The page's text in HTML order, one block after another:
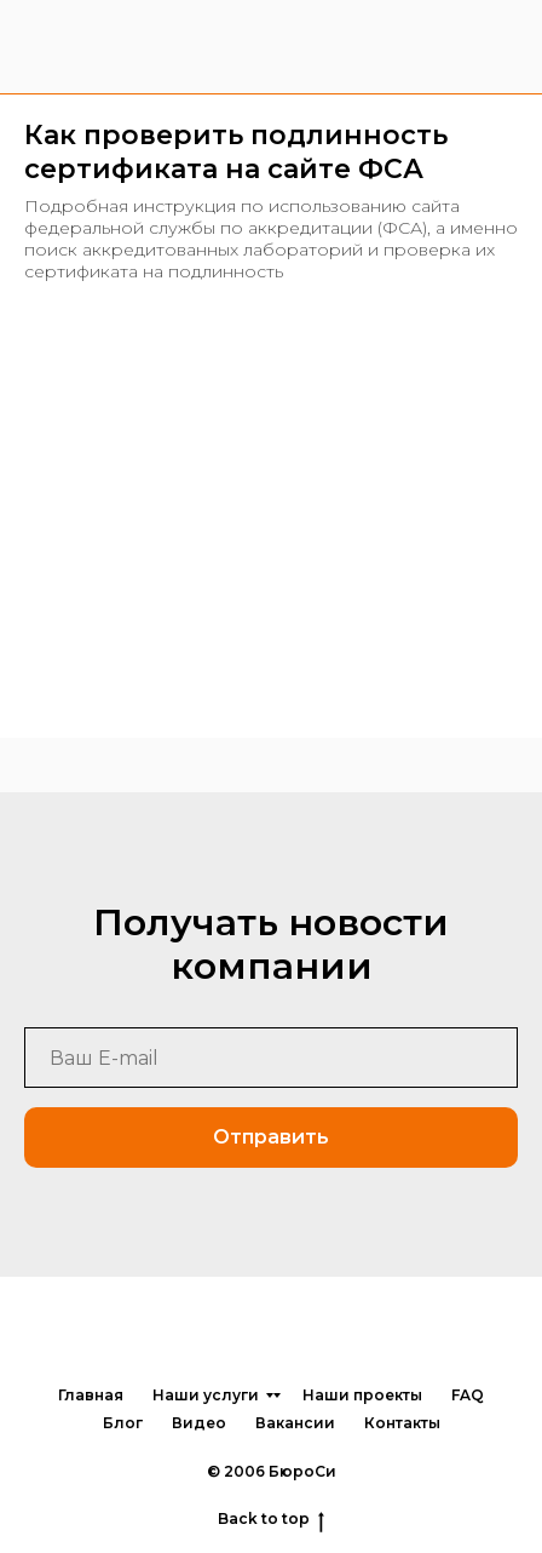
Как проверить подлинность
сертификата на сайте ФСА
Подробная инструкция по использованию сайта
федеральной службы по аккредитации (ФСА), а именно
поиск аккредитованных лабораторий и проверка их
сертификата на подлинность
Получать новости
компании
Отправить
Главная Наши услуги Наши проекты
FAQ
Блог
Видео Вакансии Контакты
© 2006 БюроСи
Back to top